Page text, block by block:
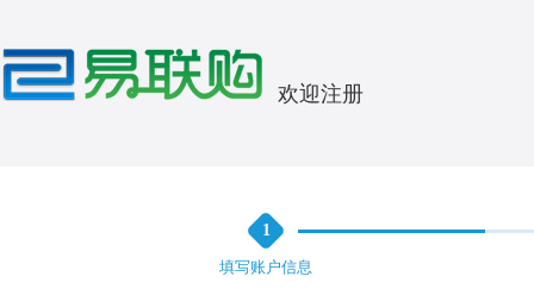
欢迎注册
1
填写账户信息